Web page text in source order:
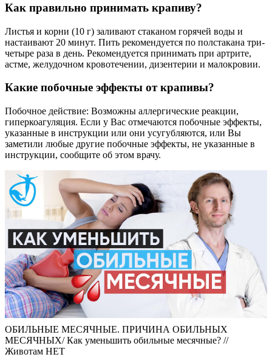
Как правильно принимать крапиву?
Листья и корни (10 г) заливают стаканом горячей воды и
настаивают 20 минут. Пить рекомендуется по полстакана три-
четыре раза в день. Рекомендуется принимать при артрите,
астме, желудочном кровотечении, дизентерии и малокровии.
Какие побочные эффекты от крапивы?
Побочное действие: Возможны аллергические реакции,
гиперкоагуляция. Если у Вас отмечаются побочные эффекты,
указанные в инструкции или они усугубляются, или Вы
заметили любые другие побочные эффекты, не указанные в
инструкции, сообщите об этом врачу.
ОБИЛЬНЫЕ МЕСЯЧНЫЕ. ПРИЧИНА ОБИЛЬНЫХ
МЕСЯЧНЫХ/ Как уменьшить обильные месячные? //
Животам НЕТ